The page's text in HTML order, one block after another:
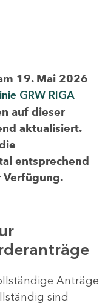
19. Mai 2026
GRW RIGA
auf dieser
aktualisiert.
entsprechend
Verfügung.
Anträge
sind